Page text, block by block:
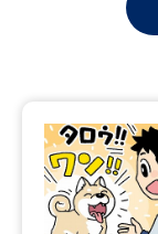
過去問題集
大学・短大以外